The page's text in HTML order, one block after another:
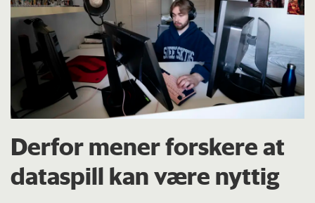
Derfor mener forskere at
dataspill kan være nyttig